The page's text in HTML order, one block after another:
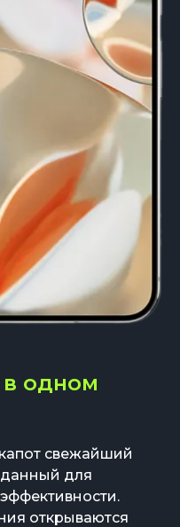
одном
свежайший
для
открываются